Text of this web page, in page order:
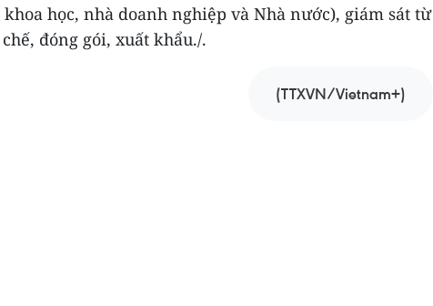
học, nhà doanh nghiệp và Nhà nước), giám sát từ
đóng gói, xuất khẩu./.
(TTXVN/Vietnam+)